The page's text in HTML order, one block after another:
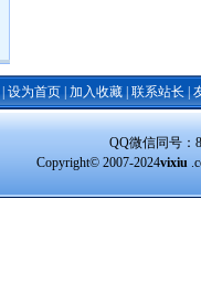
设为首页| 加入收藏| 联系站长
QQ微信同号：
Copyright© 2007-2024vixiu